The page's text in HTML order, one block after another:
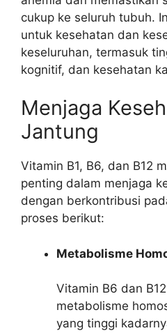
cukup ke seluruh tubuh.
untuk kesehatan dan
keseluruhan, termasuk
kognitif, dan kesehatan
Menjaga
Jantung
Vitamin B1, B6, dan B12
penting dalam menjaga
dengan berkontribusi
proses berikut:
Metabolisme
Vitamin B6 dan
metabolisme
yang tinggi